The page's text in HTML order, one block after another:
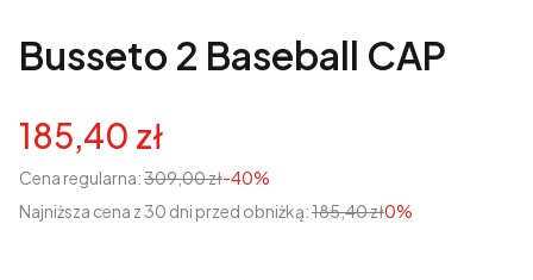
Busseto 2 Baseball CAP
185,40 zł
Cena regularna:309,00 zł-40%
Najniższa cena z 30 dni przed obniżką:185,40 zł0%